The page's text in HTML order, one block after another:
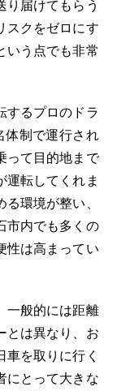
り届けてもらう
スクをゼロにす
いう点でも非常
するプロのドラ
体制で運行され
って目的地まで
運転してくれま
環境が整い、
市内でも多くの
性は高まってい
一般的には距離
とは異なり、お
を取りに行く
にとって大きな